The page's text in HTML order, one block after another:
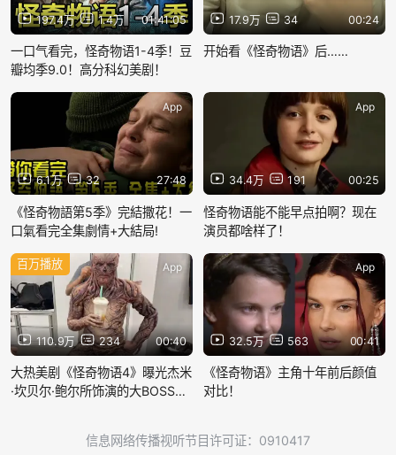
197.4万 1.4万 01:41:05
一口气看完，怪奇物语1-4季！豆
瓣均季9.0！高分科幻美剧！
17.9万 34 00:24
开始看《怪奇物语》后……
6.1万 32 27:48
App
《怪奇物語第5季》完結撒花！一
口氣看完全集劇情+大結局!
34.4万 191 00:25
App
怪奇物语能不能早点拍啊？现在
演员都啥样了！
110.9万 234 00:40
百万播放 App
大热美剧《怪奇物语4》曝光杰米
·坎贝尔·鲍尔所饰演的大BOSS完
32.5万 563 00:41
App
《怪奇物语》主角十年前后颜值
对比！
信息网络传播视听节目许可证：0910417